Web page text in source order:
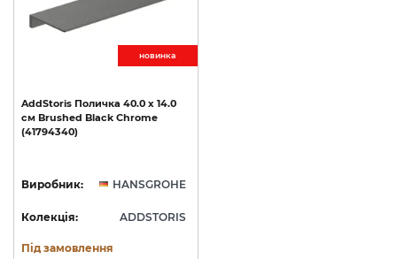
новинкa
AddStoris Поличка 40.0 x 14.0
см Brushed Black Chrome
(41794340)
Виробник: HANSGROHE
Колекція: ADDSTORIS
Під замовлення